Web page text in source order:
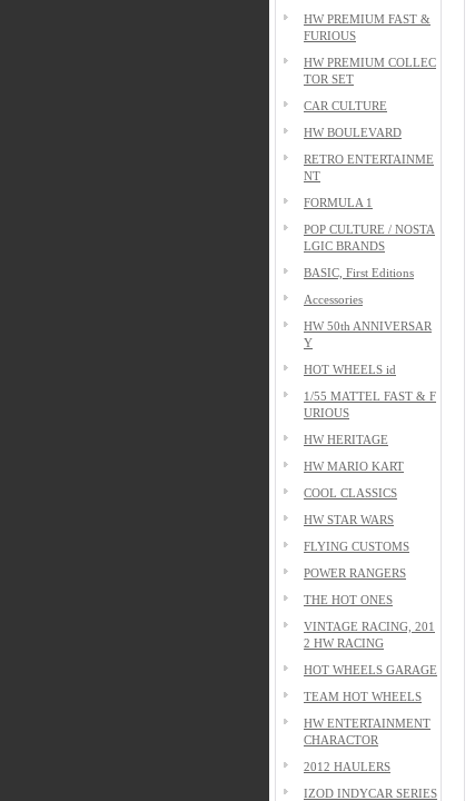
HW PREMIUM FAST &
FURIOUS
HW PREMIUM COLLEC
TOR SET
CAR CULTURE
HW BOULEVARD
RETRO ENTERTAINME
NT
FORMULA 1
POP CULTURE / NOSTA
LGIC BRANDS
BASIC, First Editions
Accessories
HW 50th ANNIVERSAR
Y
HOT WHEELS id
1/55 MATTEL FAST & F
URIOUS
HW HERITAGE
HW MARIO KART
COOL CLASSICS
HW STAR WARS
FLYING CUSTOMS
POWER RANGERS
THE HOT ONES
VINTAGE RACING, 201
2 HW RACING
HOT WHEELS GARAGE
TEAM HOT WHEELS
HW ENTERTAINMENT
CHARACTOR
2012 HAULERS
IZOD INDYCAR SERIES